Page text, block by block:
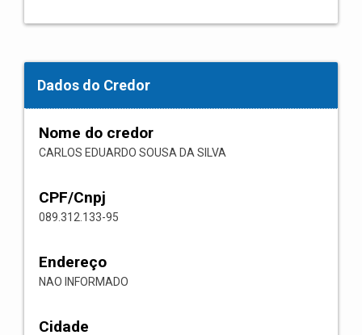
Dados do Credor
Nome do credor
CARLOS EDUARDO SOUSA DA SILVA
CPF/Cnpj
089.312.133-95
Endereço
NAO INFORMADO
Cidade